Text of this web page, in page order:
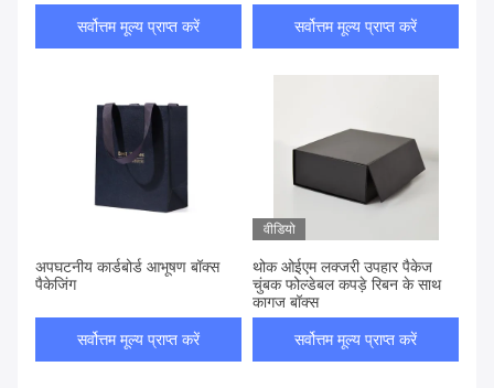
सर्वोत्तम मूल्य प्राप्त करें सर्वोत्तम मूल्य प्राप्त करें
अपघटनीय कार्डबोर्ड आभूषण बॉक्स
पैकेजिंग
सर्वोत्तम मूल्य प्राप्त करें
वीडियो
थोक ओईएम लक्जरी उपहार पैकेज
चुंबक फोल्डेबल कपड़े रिबन के साथ
कागज बॉक्स
सर्वोत्तम मूल्य प्राप्त करें